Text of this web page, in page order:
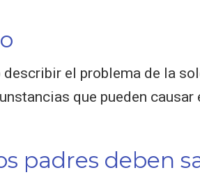
el problema de la
que pueden
padres deben